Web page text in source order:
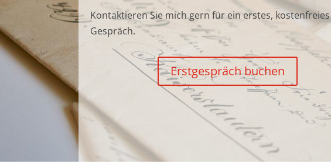
Kontaktieren Sie mich gern für ein erstes, kostenfreies
Gespräch.
Erstgespräch buchen